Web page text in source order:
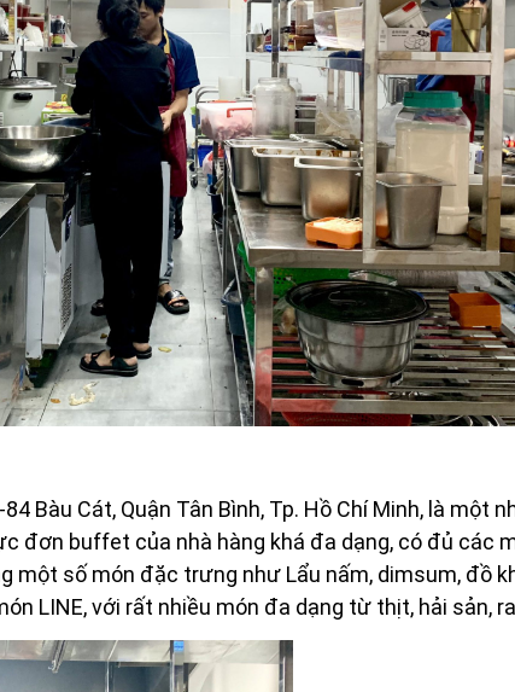
Bàu Cát, Quận Tân Bình, Tp. Hồ Chí Minh, là một
đơn buffet của nhà hàng khá đa dạng, có đủ các
một số món đặc trưng như Lẩu nấm, dimsum, đồ
LINE, với rất nhiều món đa dạng từ thịt, hải sản,